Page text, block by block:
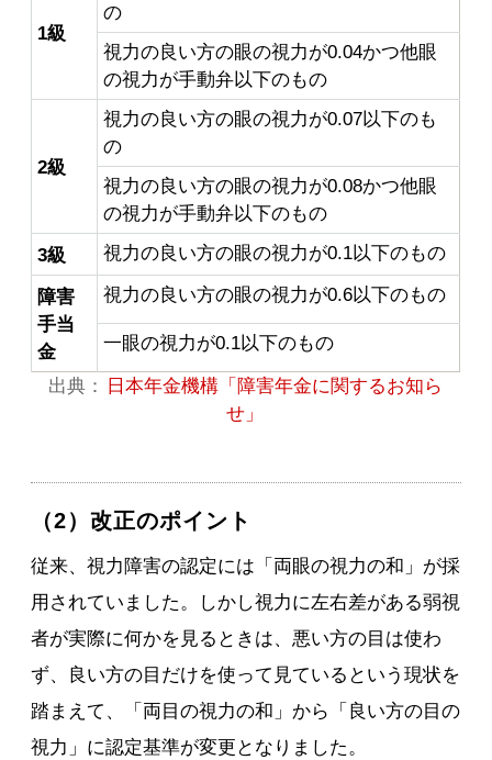
1級
の
視力の良い方の眼の視力が0.04かつ他眼
の視力が手動弁以下のもの
2級
視力の良い方の眼の視力が0.07以下のも
の
視力の良い方の眼の視力が0.08かつ他眼
の視力が手動弁以下のもの
3級
視力の良い方の眼の視力が0.1以下のもの
障害
手当
金
視力の良い方の眼の視力が0.6以下のもの
一眼の視力が0.1以下のもの
出典：
日本年金機構「障害年金に関するお知ら
せ」
（2）改正のポイント
従来、視力障害の認定には「両眼の視力の和」が採
用されていました。しかし視力に左右差がある弱視
者が実際に何かを見るときは、悪い方の目は使わ
ず、良い方の目だけを使って見ているという現状を
踏まえて、「両目の視力の和」から「良い方の目の
視力」に認定基準が変更となりました。